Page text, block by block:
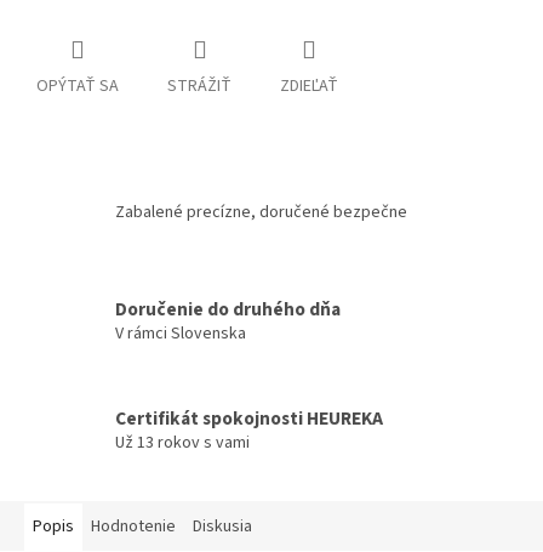
OPÝTAŤ SA STRÁŽIŤ ZDIEĽAŤ
Zabalené precízne, doručené bezpečne
Doručenie do druhého dňa
V rámci Slovenska
Certifikát spokojnosti HEUREKA
Už 13 rokov s vami
Popis Hodnotenie Diskusia